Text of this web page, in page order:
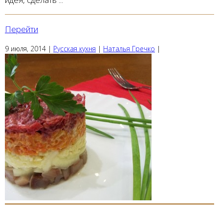
Перейти
9 июля, 2014 | Русская кухня | Наталья Гречко |